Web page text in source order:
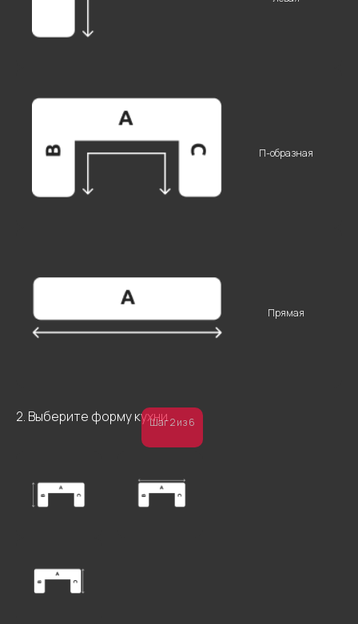
П-образная
Прямая
2. Выберите форму кухниШаг 2 из 6